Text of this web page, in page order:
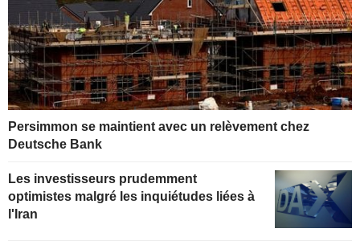
Persimmon se maintient avec un relèvement chez
Deutsche Bank
Les investisseurs prudemment
optimistes malgré les inquiétudes liées à
l'Iran